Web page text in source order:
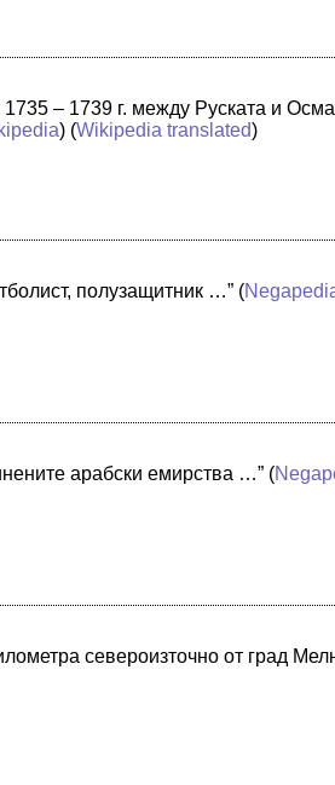
1735 – 1739 г. между Руската и
) (Wikipedia translated)
полузащитник …” (
арабски емирства …” (
североизточно от град